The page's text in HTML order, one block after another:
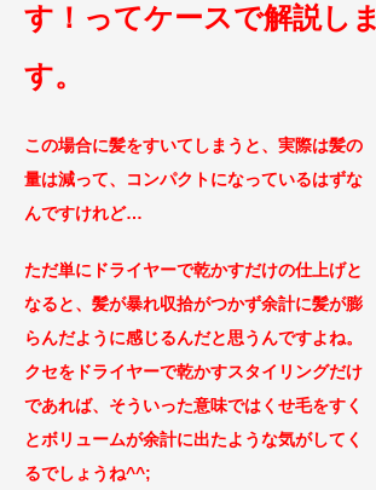
す！ってケースで解説しま
す。
この場合に髪をすいてしまう と、実際は髪の
量は減って、コンパクトになっているはずな
んですけれど…
ただ単にドライヤーで乾かすだけの仕上げと
なると、髪が暴れ収拾がつかず余計に髪が膨
らんだように感じるんだと思う んですよね。
クセをドライヤーで乾かすスタイリングだけ
であれば、そういった意味ではくせ毛をすく
とボリュームが余計に出たような気がしてく
るでしょうね^^;